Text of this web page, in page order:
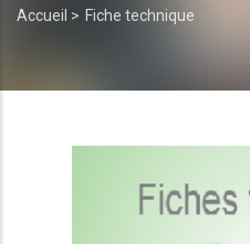
Fil
Accueil > Fiche technique